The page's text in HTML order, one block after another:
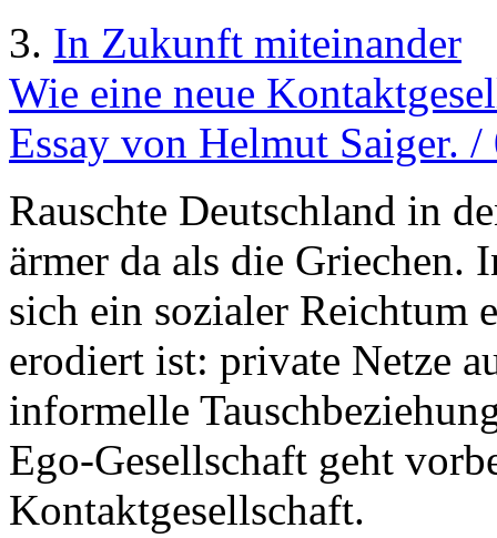
3. In Zukunft miteinander
Wie eine neue
Essay von Helmut Saiger.
Rauschte Deutschland in
ärmer da als die Griechen.
sich ein sozialer Reichtum
erodiert ist: private Netze
informelle
Ego-Gesellschaft geht
Kontaktgesellschaft.